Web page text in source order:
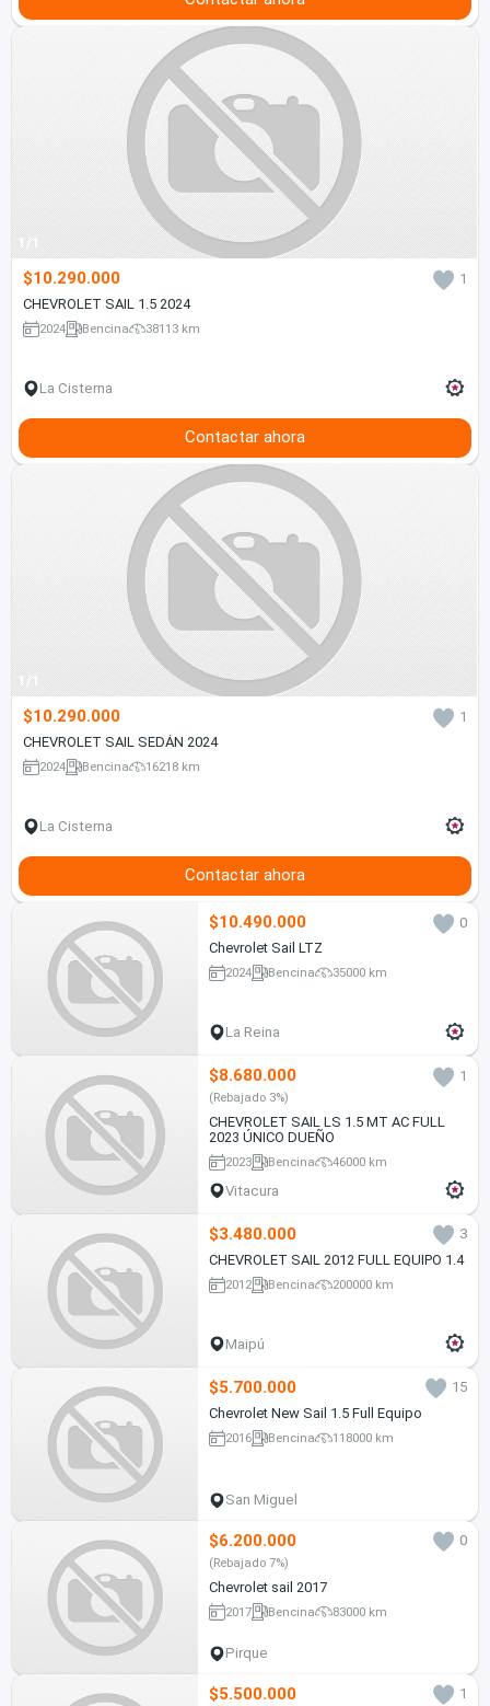
1/1
$10.290.000
1
CHEVROLET SAIL 1.5 2024
2024 Bencina 38113 km
La Cisterna
Contactar ahora
1/1
$10.290.000
1
CHEVROLET SAIL SEDÁN 2024
2024 Bencina 16218 km
La Cisterna
Contactar ahora
$10.490.000
0
Chevrolet Sail LTZ
2024 Bencina 35000 km
La Reina
$8.680.000 1
(Rebajado 3%)
CHEVROLET SAIL LS 1.5 MT AC FULL
2023 ÚNICO DUEÑO
2023 Bencina 46000 km
Vitacura
$3.480.000
3
CHEVROLET SAIL 2012 FULL EQUIPO 1.4
2012 Bencina 200000 km
Maipú
$5.700.000
15
Chevrolet New Sail 1.5 Full Equipo
2016 Bencina 118000 km
San Miguel
$6.200.000 0
(Rebajado 7%)
Chevrolet sail 2017
2017 Bencina 83000 km
Pirque
$5.500.000 1